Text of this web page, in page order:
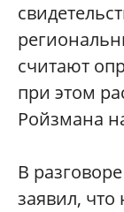
считают
при этом
Ройзмана
В
заявил,